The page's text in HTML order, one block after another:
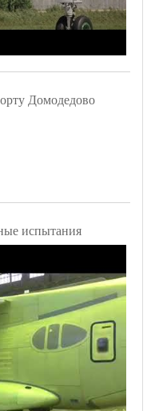
Домодедово
испытания